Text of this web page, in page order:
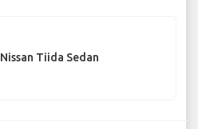
Nissan Tiida Sedan